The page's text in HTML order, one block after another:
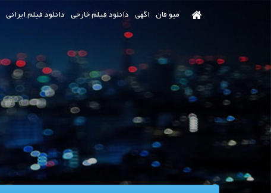
میو فان اگهی دانلود فیلم خارجی دانلود فیلم ایرانی